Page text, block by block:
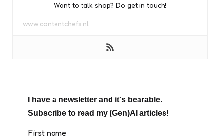
Want to talk shop? Do get in touch!
www.contentchefs.nl
I have a newsletter and it's bearable.
Subscribe to read my (Gen)AI articles!
First name